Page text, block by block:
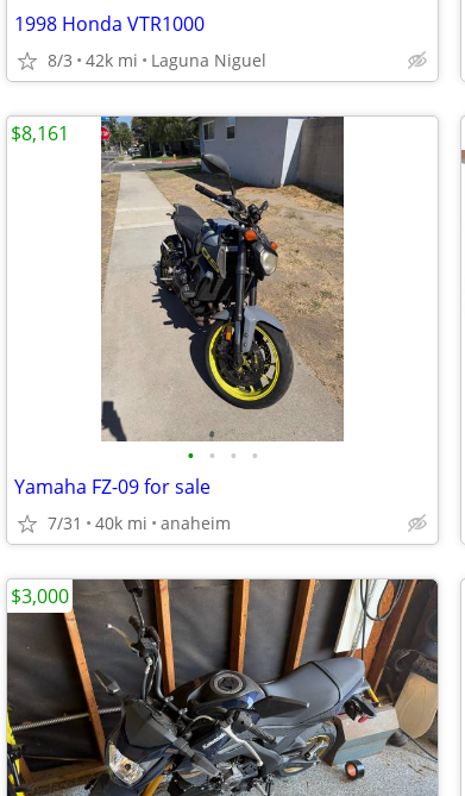
1998 Honda VTR1000
8/3 42k mi Laguna Niguel
• • • •
Yamaha FZ-09 for sale
7/31 40k mi anaheim
$8,161
$3,000